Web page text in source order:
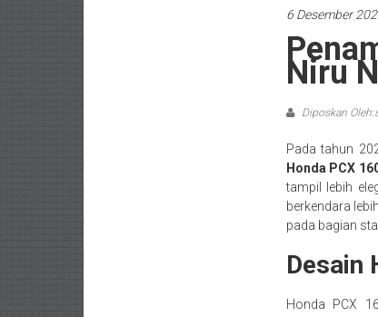
6 Desember
Niru
Diposkan
Pada tahun
Honda PCX
tampil lebih
berkendara
pada bagian
Desain
Honda PCX